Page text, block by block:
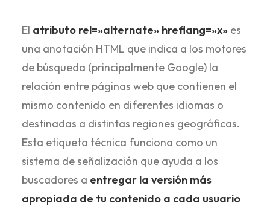
El atributo rel=»alternate» hreflang=»x» es
una anotación HTML que indica a los motores
de búsqueda (principalmente Google) la
relación entre páginas web que contienen el
mismo contenido en diferentes idiomas o
destinadas a distintas regiones geográficas.
Esta etiqueta técnica funciona como un
sistema de señalización que ayuda a los
buscadores a entregar la versión más
apropiada de tu contenido a cada usuario